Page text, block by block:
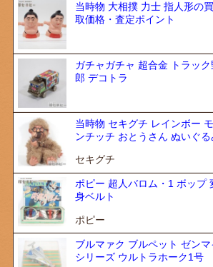
当時物 大相撲 力士 指人形の買
取価格・査定ポイント
ガチャガチャ 超合金 トラック
郎 デコトラ
当時物 セキグチ レインボー モ
ンチッチ おとうさん ぬいぐる
セキグチ
ポピー 超人バロム・1 ボップ
身ベルト
ポピー
ブルマァク ブルペット ゼンマ
シリーズ ウルトラホーク1号